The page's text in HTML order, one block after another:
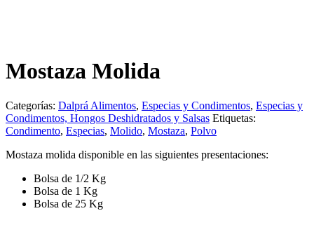
Mostaza Molida
Categorías: Dalprá Alimentos, Especias y Condimentos, Especias y
Condimentos, Hongos Deshidratados y Salsas Etiquetas:
Condimento, Especias, Molido, Mostaza, Polvo
Mostaza molida disponible en las siguientes presentaciones:
Bolsa de 1/2 Kg
Bolsa de 1 Kg
Bolsa de 25 Kg